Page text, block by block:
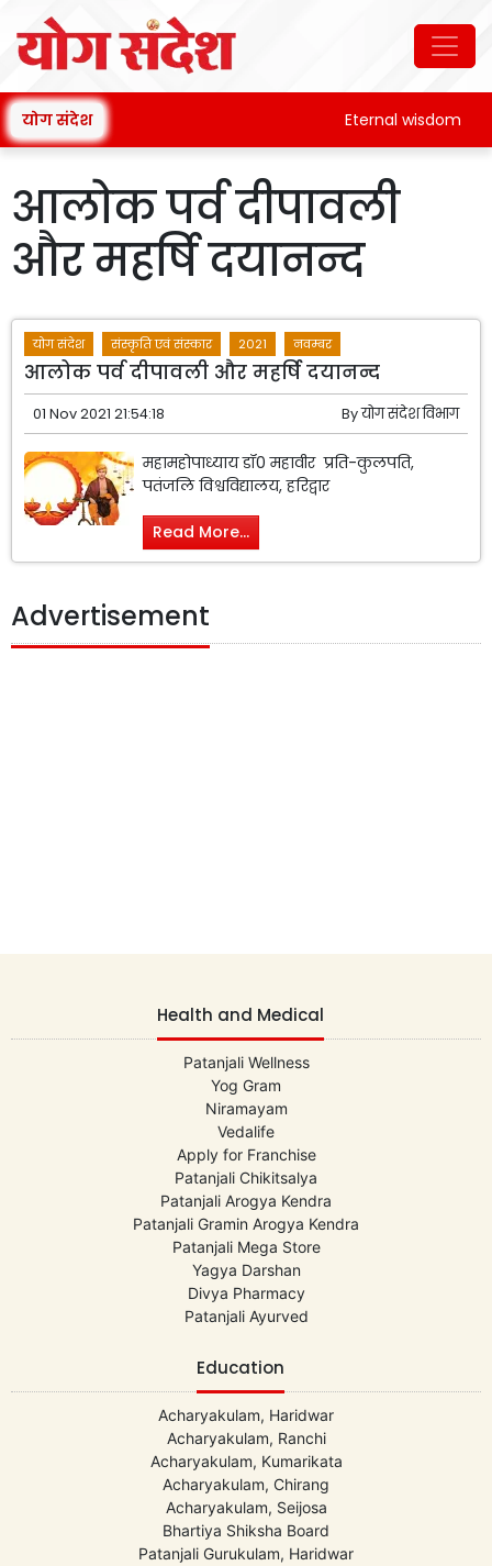
योग संदेश Eternal wisdom
आलोक पर्व दीपावली
और महर्षि दयानन्द
योग संदेश संस्कृति एवं संस्कार 2021 नवम्बर
आलोक पर्व दीपावली और महर्षि दयानन्द
01 Nov 2021 21:54:18 Byयोग संदेश विभाग
महामहोपाध्याय डॉ0 महावीर प्रति-कुलपति,
पतंजलि विश्वविद्यालय, हरिद्वार
Read More...
Advertisement
Health and Medical
Patanjali Wellness
Yog Gram
Niramayam
Vedalife
Apply for Franchise
Patanjali Chikitsalya
Patanjali Arogya Kendra
Patanjali Gramin Arogya Kendra
Patanjali Mega Store
Yagya Darshan
Divya Pharmacy
Patanjali Ayurved
Education
Acharyakulam, Haridwar
Acharyakulam, Ranchi
Acharyakulam, Kumarikata
Acharyakulam, Chirang
Acharyakulam, Seijosa
Bhartiya Shiksha Board
Patanjali Gurukulam, Haridwar